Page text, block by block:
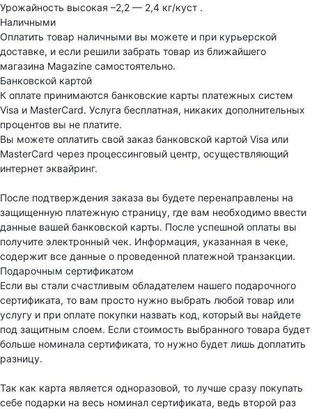
Урожайность высокая –2,2 — 2,4 кг/куст .
Наличными
Оплатить товар наличными вы можете и при курьерской
доставке, и если решили забрать товар из ближайшего
магазина Magazine самоcтоятельно.
Банковской картой
К оплате принимаются банковские карты платежных систем
Visa и MasterCard. Услуга бесплатная, никаких дополнительных
процентов вы не платите.
Вы можете оплатить свой заказ банковской картой Visa или
MasterCard через процессинговый центр, осуществляющий
интернет эквайринг.
После подтверждения заказа вы будете перенаправлены на
защищенную платежную страницу, где вам необходимо ввести
данные вашей банковской карты. После успешной оплаты вы
получите электронный чек. Информация, указанная в чеке,
содержит все данные о проведенной платежной транзакции.
Подарочным сертификатом
Если вы стали счастливым обладателем нашего подарочного
сертификата, то вам просто нужно выбрать любой товар или
услугу и при оплате покупки назвать код, который вы найдете
под защитным слоем. Если стоимость выбранного товара будет
больше номинала сертификата, то нужно будет лишь доплатить
разницу.
Так как карта является одноразовой, то лучше сразу покупать
себе подарки на весь номинал сертификата, ведь второй раз